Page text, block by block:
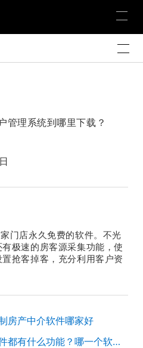
管理系统到哪里下载？
门店永久免费的软件。不光
极速的房客源采集功能，使
抢客掉客，充分利用客户资
房产中介软件哪家好
房产中介软件都有什么功能？哪一个软件比较好用？